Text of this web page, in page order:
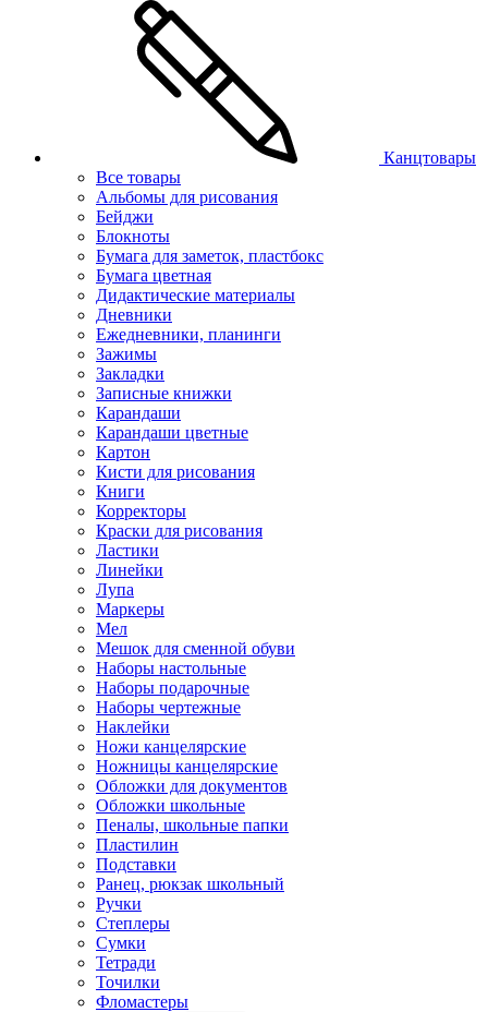
Канцтовары
Все товары
Альбомы для рисования
Бейджи
Блокноты
Бумага для заметок, пластбокс
Бумага цветная
Дидактические материалы
Дневники
Ежедневники, планинги
Зажимы
Закладки
Записные книжки
Карандаши
Карандаши цветные
Картон
Кисти для рисования
Книги
Корректоры
Краски для рисования
Ластики
Линейки
Лупа
Маркеры
Мел
Мешок для сменной обуви
Наборы настольные
Наборы подарочные
Наборы чертежные
Наклейки
Ножи канцелярские
Ножницы канцелярские
Обложки для документов
Обложки школьные
Пеналы, школьные папки
Пластилин
Подставки
Ранец, рюкзак школьный
Ручки
Степлеры
Сумки
Тетради
Точилки
Фломастеры